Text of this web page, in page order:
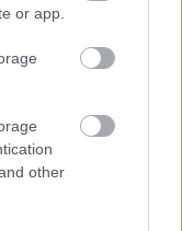
or app.
other
Formula-E-ben